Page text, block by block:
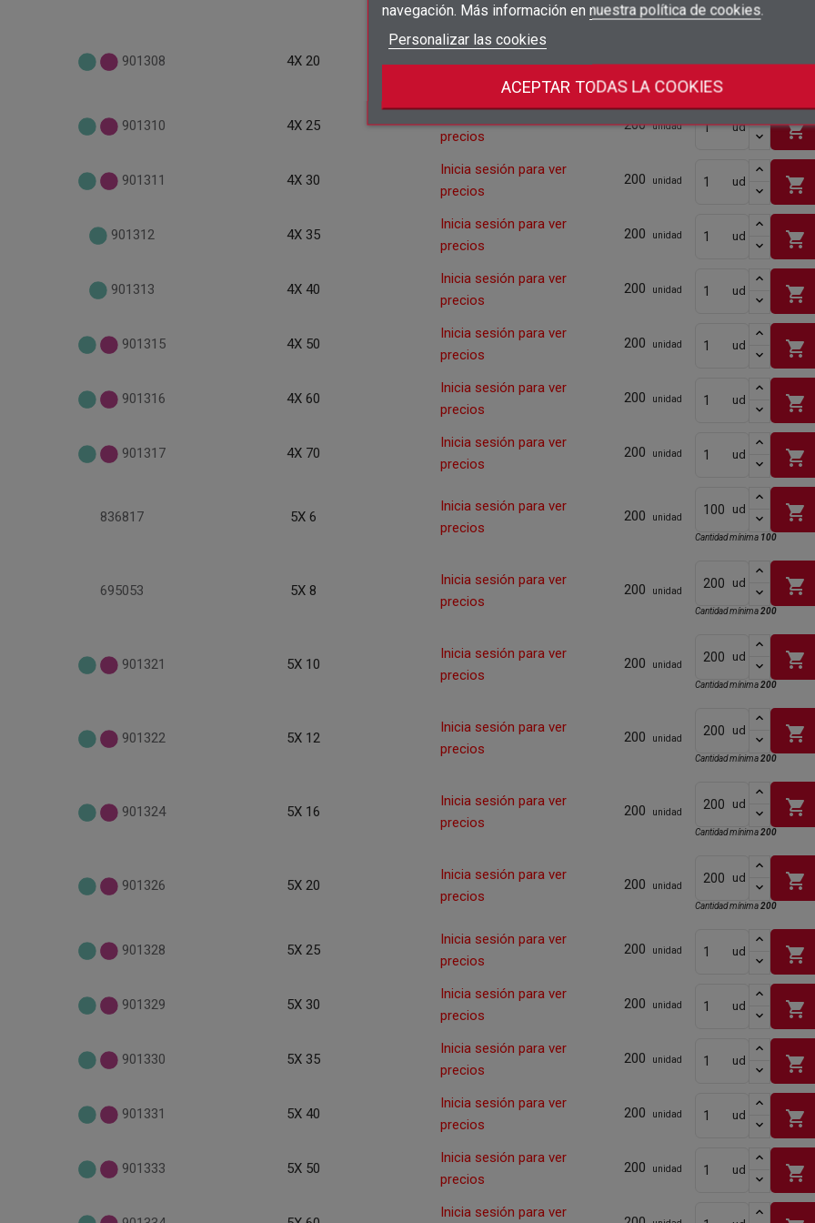
add_circle_outline
Crear lista de deseos
navegación. Más información en nuestra política de cookies.
Personalizar las cookies
ACEPTAR TODAS LA COOKIES
Cantidad mínima
901308 4X 20
Inicia sesión para ver
200 unidad
Cantidad mínima
901310 4X 25
Inicia sesión para ver
precios
200 unidad ud shopping_cart
901311 4X 30
Inicia sesión para ver
precios
200 unidad ud shopping_cart
901312 4X 35
Inicia sesión para ver
precios
200 unidad ud shopping_cart
901313 4X 40
Inicia sesión para ver
precios
200 unidad ud shopping_cart
901315 4X 50
Inicia sesión para ver
precios
200 unidad ud shopping_cart
901316 4X 60
Inicia sesión para ver
precios
200 unidad ud shopping_cart
901317 4X 70
Inicia sesión para ver
precios
200 unidad ud shopping_cart
836817 5X 6
Inicia sesión para ver
precios
200 unidad
ud shopping_cart
Cantidad mínima 100
695053 5X 8
Inicia sesión para ver
precios
200 unidad
ud shopping_cart
Cantidad mínima200
901321 5X 10
Inicia sesión para ver
precios
200 unidad
ud shopping_cart
Cantidad mínima200
901322 5X 12
Inicia sesión para ver
precios
200 unidad
ud shopping_cart
Cantidad mínima200
901324 5X 16
Inicia sesión para ver
precios
200 unidad
ud shopping_cart
Cantidad mínima200
901326 5X 20
Inicia sesión para ver
precios
200 unidad
ud shopping_cart
Cantidad mínima200
901328 5X 25
Inicia sesión para ver
precios
200 unidad ud shopping_cart
901329 5X 30
Inicia sesión para ver
precios
200 unidad ud shopping_cart
901330 5X 35
Inicia sesión para ver
precios
200 unidad ud shopping_cart
901331 5X 40
Inicia sesión para ver
precios
200 unidad ud shopping_cart
901333 5X 50
Inicia sesión para ver
precios
200 unidad ud shopping_cart
Inicia sesión para ver